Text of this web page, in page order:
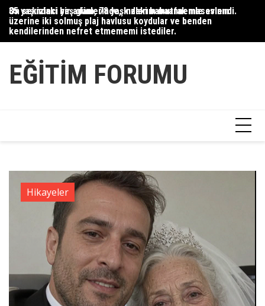
Skip
content
35 yaşındaki bir adam, 78 yaşındaki babaannemle evlendi.
On sekizinci yaş günlerinde, kızlarım mutfak masasının
üzerine iki solmuş plaj havlusu koydular ve benden
kendilerinden nefret etmememi istediler.
EĞITIM FORUMU
Hikayeler